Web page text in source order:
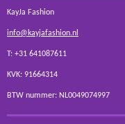
KayJa Fashion
info@kayjafashion.nl
T: +31 641087611
KVK: 91664314
BTW nummer: NL0049074997